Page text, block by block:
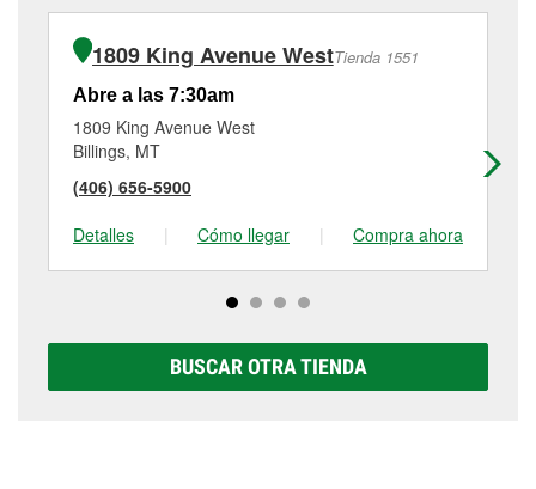
1809 King Avenue WestTienda 1551
Abre a las 7:30am
1809 King Avenue West
Billings, MT
(406) 656-5900
Detalles
| Cómo llegar | Compra ahora
BUSCAR OTRA TIENDA